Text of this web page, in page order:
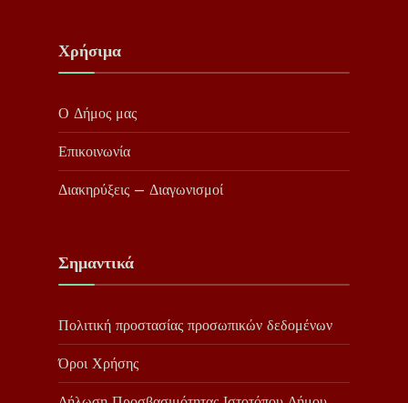
Χρήσιμα
Ο Δήμος μας
Επικοινωνία
Διακηρύξεις – Διαγωνισμοί
Σημαντικά
Πολιτική προστασίας προσωπικών δεδομένων
Όροι Χρήσης